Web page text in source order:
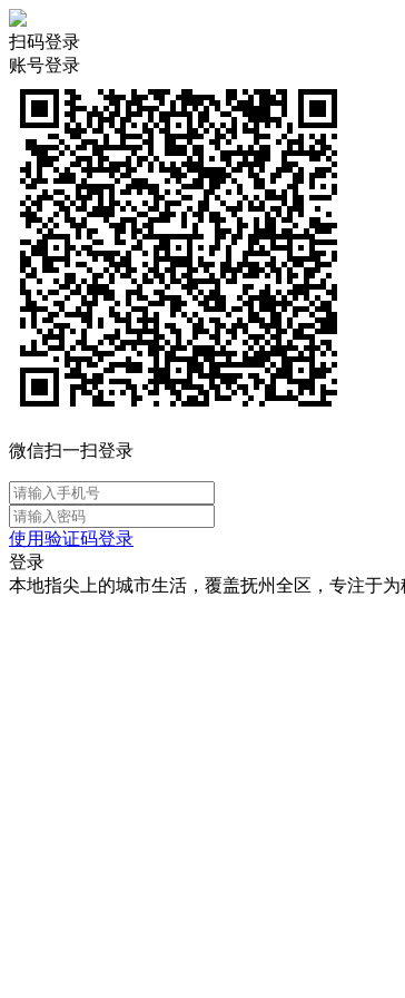
扫码登录
账号登录
微信扫一扫登录
使用验证码登录
登录
本地指尖上的城市生活，覆盖抚州全区，专注于